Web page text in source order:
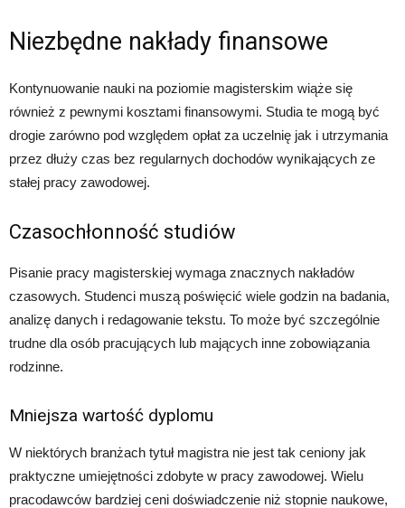
Niezbędne nakłady finansowe
Kontynuowanie nauki na poziomie magisterskim wiąże się
również z pewnymi kosztami finansowymi. Studia te mogą być
drogie zarówno pod względem opłat za uczelnię jak i utrzymania
przez dłuży czas bez regularnych dochodów wynikających ze
stałej pracy zawodowej.
Czasochłonność studiów
Pisanie pracy magisterskiej wymaga znacznych nakładów
czasowych. Studenci muszą poświęcić wiele godzin na badania,
analizę danych i redagowanie tekstu. To może być szczególnie
trudne dla osób pracujących lub mających inne zobowiązania
rodzinne.
Mniejsza wartość dyplomu
W niektórych branżach tytuł magistra nie jest tak ceniony jak
praktyczne umiejętności zdobyte w pracy zawodowej. Wielu
pracodawców bardziej ceni doświadczenie niż stopnie naukowe,